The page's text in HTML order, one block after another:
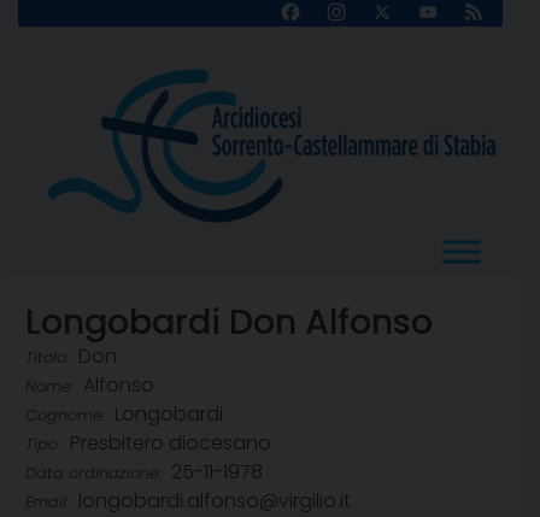
FacebookInstagram
X
YouTube
Feed
Longobardi Don Alfonso
Titolo: Don
Nome: Alfonso
Cognome: Longobardi
Tipo: Presbitero diocesano
Data ordinazione: 25-11-1978
Email: longobardi.alfonso@virgilio.it